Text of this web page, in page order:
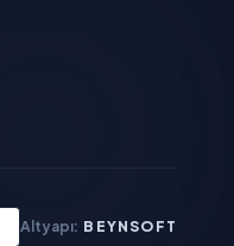
Altyapı: BEYNSOFT